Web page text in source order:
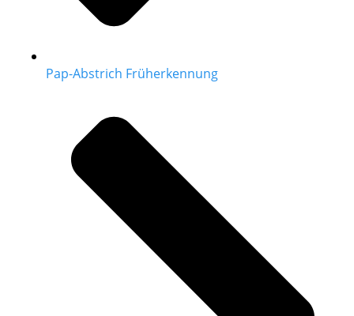
Pap-Abstrich Früherkennung